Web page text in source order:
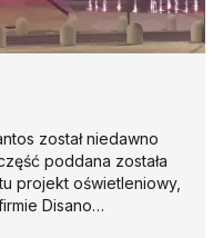
został niedawno
poddana została
projekt oświetleniowy,
Disano